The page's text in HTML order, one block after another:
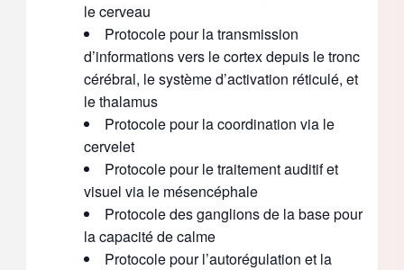
le cerveau
Protocole pour la transmission
d’informations vers le cortex depuis le tronc
cérébral, le système d’activation réticulé, et
le thalamus
Protocole pour la coordination via le
cervelet
Protocole pour le traitement auditif et
visuel via le mésencéphale
Protocole des ganglions de la base pour
la capacité de calme
Protocole pour l’autorégulation et la